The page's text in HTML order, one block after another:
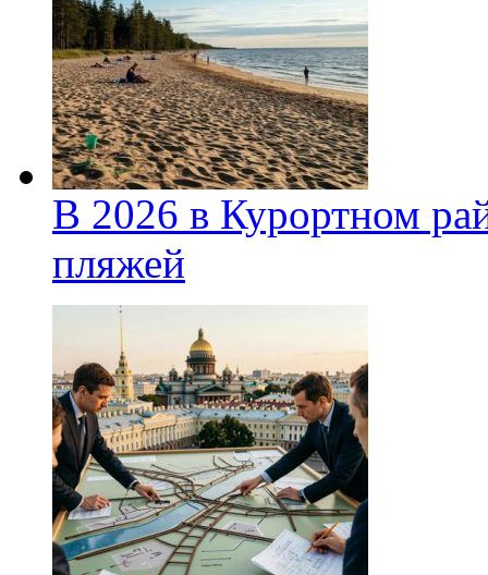
В 2026 в Курортном
пляжей